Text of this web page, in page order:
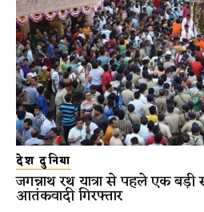
देश दुनिया
जगन्नाथ रथ यात्रा से पहले एक
आतंकवादी गिरफ्तार